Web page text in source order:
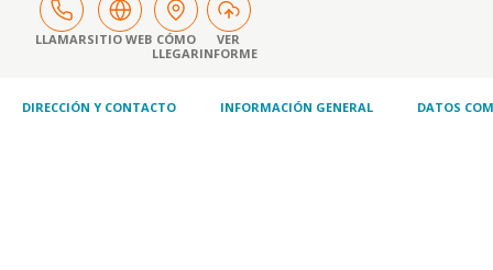
de arte y antiguedades..
LLAMARSITIO WEB CÓMO
LLEGAR
VER
INFORME
DIRECCIÓN Y CONTACTO INFORMACIÓN GENERAL DATOS